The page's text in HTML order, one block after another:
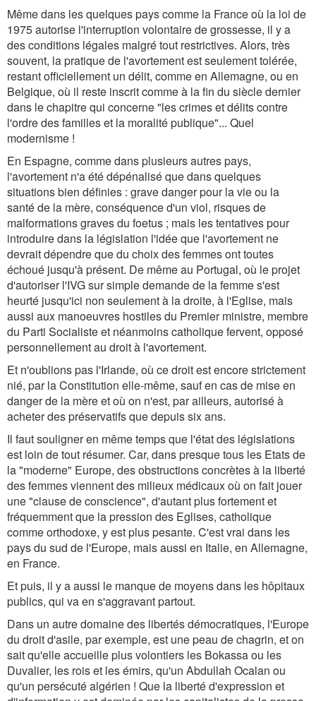
Même dans les quelques pays comme la France où la loi de
1975 autorise l'interruption volontaire de grossesse, il y a
des conditions légales malgré tout restrictives. Alors, très
souvent, la pratique de l'avortement est seulement tolérée,
restant officiellement un délit, comme en Allemagne, ou en
Belgique, où il reste inscrit comme à la fin du siècle dernier
dans le chapitre qui concerne "les crimes et délits contre
l'ordre des familles et la moralité publique"... Quel
modernisme !
En Espagne, comme dans plusieurs autres pays,
l'avortement n'a été dépénalisé que dans quelques
situations bien définies : grave danger pour la vie ou la
santé de la mère, conséquence d'un viol, risques de
malformations graves du foetus ; mais les tentatives pour
introduire dans la législation l'idée que l'avortement ne
devrait dépendre que du choix des femmes ont toutes
échoué jusqu'à présent. De même au Portugal, où le projet
d'autoriser l'IVG sur simple demande de la femme s'est
heurté jusqu'ici non seulement à la droite, à l'Eglise, mais
aussi aux manoeuvres hostiles du Premier ministre, membre
du Parti Socialiste et néanmoins catholique fervent, opposé
personnellement au droit à l'avortement.
Et n'oublions pas l'Irlande, où ce droit est encore strictement
nié, par la Constitution elle-même, sauf en cas de mise en
danger de la mère et où on n'est, par ailleurs, autorisé à
acheter des préservatifs que depuis six ans.
Il faut souligner en même temps que l'état des législations
est loin de tout résumer. Car, dans presque tous les Etats de
la "moderne" Europe, des obstructions concrètes à la liberté
des femmes viennent des milieux médicaux où on fait jouer
une "clause de conscience", d'autant plus fortement et
fréquemment que la pression des Eglises, catholique
comme orthodoxe, y est plus pesante. C'est vrai dans les
pays du sud de l'Europe, mais aussi en Italie, en Allemagne,
en France.
Et puis, il y a aussi le manque de moyens dans les hôpitaux
publics, qui va en s'aggravant partout.
Dans un autre domaine des libertés démocratiques, l'Europe
du droit d'asile, par exemple, est une peau de chagrin, et on
sait qu'elle accueille plus volontiers les Bokassa ou les
Duvalier, les rois et les émirs, qu'un Abdullah Ocalan ou
qu'un persécuté algérien ! Que la liberté d'expression et